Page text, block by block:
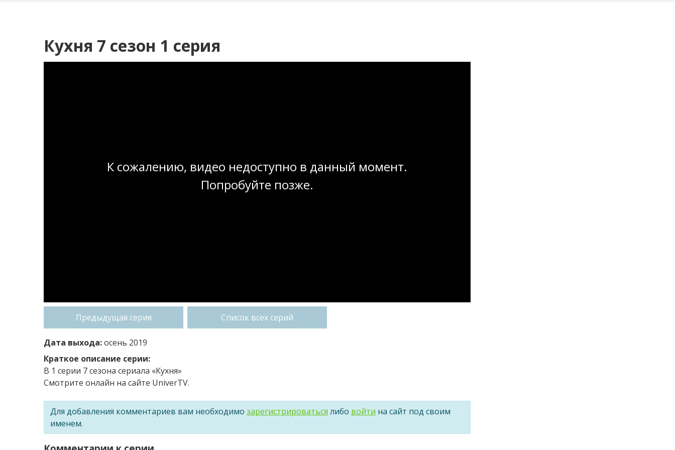
Кухня 7 сезон 1 серия
К сожалению, видео недоступно в данный момент.
Попробуйте позже.
Предыдущая серия Список всех серий
Дата выхода:осень 2019
Краткое описание серии:
В 1 серии 7 сезона сериала «Кухня»
Смотрите онлайн на сайте UniverTV.
Для добавления комментариев вам необходимо зарегистрироваться либо войти на сайт под своим
именем.